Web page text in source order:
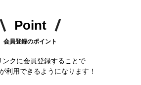
Point
会員登録のポイント
ンクに会員登録することで
利用できるようになります！